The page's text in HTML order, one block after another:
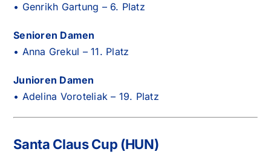
• Genrikh Gartung – 6. Platz
Senioren Damen
• Anna Grekul – 11. Platz
Junioren Damen
• Adelina Voroteliak – 19. Platz
Santa Claus Cup (HUN)